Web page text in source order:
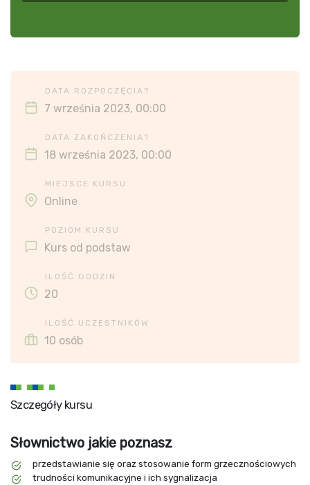
DATA ROZPOCZĘCIA?
7 września 2023, 00:00
DATA ZAKOŃCZENIA?
18 września 2023, 00:00
MIEJSCE KURSU
Online
POZIOM KURSU
Kurs od podstaw
ILOŚĆ GODZIN
20
ILOŚĆ UCZESTNIKÓW
10 osób
Szczegóły kursu
Słownictwo jakie poznasz
przedstawianie się oraz stosowanie form grzecznościowych
trudności komunikacyjne i ich sygnalizacja